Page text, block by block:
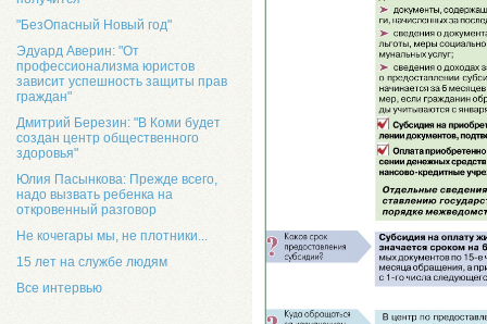
"БезОпасный Новый год"
Эдуард Аверин: "От
профессионализма юристов
зависит успешность защиты прав
граждан"
Дмитрий Березин: "В Коми будет
создан центр общественного
здоровья"
Юлия Пасынкова: Прежде всего,
надо вызвать ребенка на
откровенный разговор
Не кочегары мы, не плотники...
15 лет на службе людям
Все интервью